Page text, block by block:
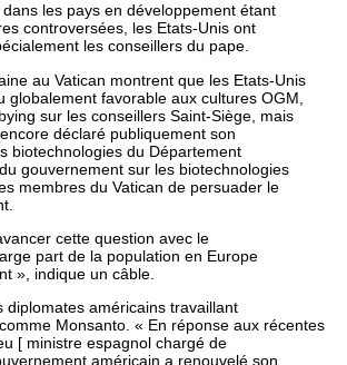
les pays en développement étant
controversées, les Etats-Unis ont
les conseillers du pape.
au Vatican montrent que les Etats-Unis
favorable aux cultures OGM,
sur les conseillers Saint-Siège, mais
déclaré publiquement son
biotechnologies du Département
gouvernement sur les biotechnologies
membres du Vatican de persuader le
cette question avec le
part de la population en Europe
», indique un câble.
américains travaillant
Monsanto. « En réponse aux récentes
[ ministre espagnol chargé de
américain a renouvelé son